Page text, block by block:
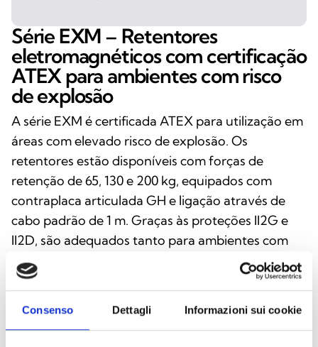
Consenso Dettagli Informazioni sui cookie
Série EXM – Retentores
eletromagnéticos com certificação
ATEX para ambientes com risco
de explosão
A série EXM é certificada ATEX para utilização em
áreas com elevado risco de explosão. Os
retentores estão disponíveis com forças de
retenção de 65, 130 e 200 kg, equipados com
contraplaca articulada GH e ligação através de
cabo padrão de 1 m. Graças às proteções II2G e
II2D, são adequados tanto para ambientes com
gases e vapores como para zonas com poeiras (21
e 22).